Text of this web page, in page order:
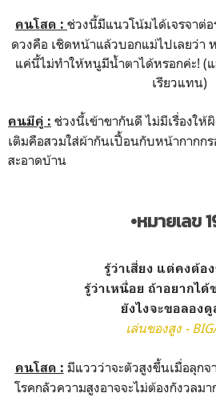
คนโสด : ช่วงนี้มีแนวโน้มได้เจรจาต่อ
ดวงคือ เชิดหน้าแล้วบอกแม่ไปเลยว่า
แค่นี้ไม่ทำให้หนูมีน้ำตาได้หรอกค่ะ! (
เรียวแทน)
คนมีคู่ : ช่วงนี้เข้าขากันดี ไม่มีเรื่องให้
เติมคือสวมใส่ผ้ากันเปื้อนกับหน้ากากก
สะอาดบ้าน
•หมายเลข
รู้ว่าเสี่ยง แต่คงต้อ
รู้ว่าเหนื่อย ถ้าอยากได้
ยังไงจะขอลอง
เล่นของสูง -
คนโสด : มีแววว่าจะตัวสูงขึ้นเมื่อลุก
โรคกลัวความสูงอาจจะไม่ต้องกังวลม